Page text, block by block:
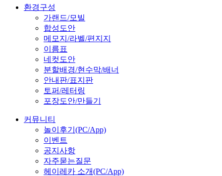
환경구성
가랜드/모빌
합성도안
메모지/라벨/편지지
이름표
네컷도안
분할배경/현수막/배너
안내판/표지판
토퍼/레터링
포장도안/만들기
커뮤니티
놀이후기(PC/App)
이벤트
공지사항
자주묻는질문
헤이레카 소개(PC/App)